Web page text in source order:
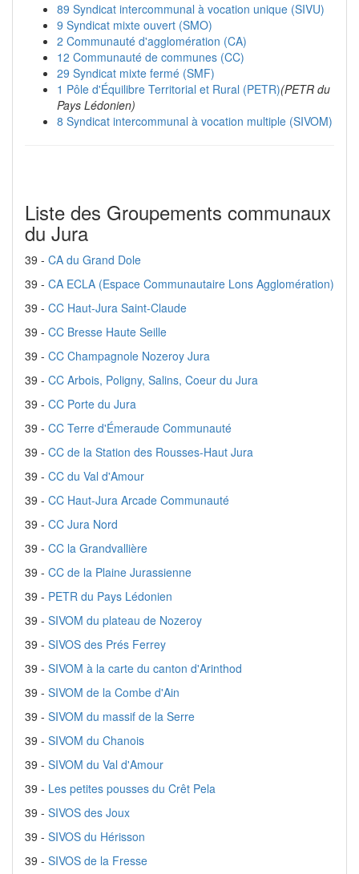
89 Syndicat intercommunal à vocation unique (SIVU)
9 Syndicat mixte ouvert (SMO)
2 Communauté d'agglomération (CA)
12 Communauté de communes (CC)
29 Syndicat mixte fermé (SMF)
1 Pôle d'Équilibre Territorial et Rural (PETR)(PETR du
Pays Lédonien)
8 Syndicat intercommunal à vocation multiple (SIVOM)
Liste des Groupements communaux
du Jura
39 - CA du Grand Dole
39 - CA ECLA (Espace Communautaire Lons Agglomération)
39 - CC Haut-Jura Saint-Claude
39 - CC Bresse Haute Seille
39 - CC Champagnole Nozeroy Jura
39 - CC Arbois, Poligny, Salins, Coeur du Jura
39 - CC Porte du Jura
39 - CC Terre d'Émeraude Communauté
39 - CC de la Station des Rousses-Haut Jura
39 - CC du Val d'Amour
39 - CC Haut-Jura Arcade Communauté
39 - CC Jura Nord
39 - CC la Grandvallière
39 - CC de la Plaine Jurassienne
39 - PETR du Pays Lédonien
39 - SIVOM du plateau de Nozeroy
39 - SIVOS des Prés Ferrey
39 - SIVOM à la carte du canton d'Arinthod
39 - SIVOM de la Combe d'Ain
39 - SIVOM du massif de la Serre
39 - SIVOM du Chanois
39 - SIVOM du Val d'Amour
39 - Les petites pousses du Crêt Pela
39 - SIVOS des Joux
39 - SIVOS du Hérisson
39 - SIVOS de la Fresse